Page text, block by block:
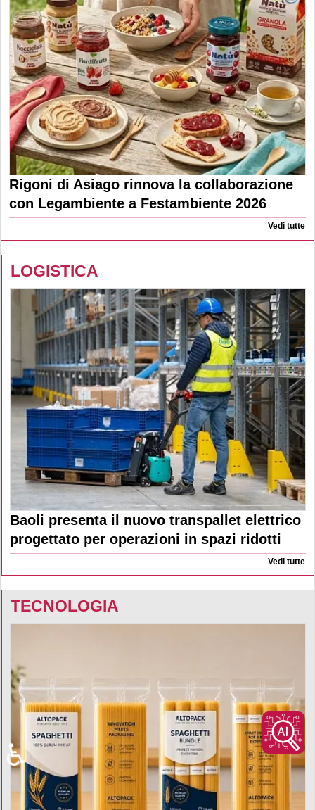
Rigoni di Asiago rinnova la collaborazione
con Legambiente a Festambiente 2026
Vedi tutte
LOGISTICA
Baoli presenta il nuovo transpallet elettrico
progettato per operazioni in spazi ridotti
Vedi tutte
TECNOLOGIA